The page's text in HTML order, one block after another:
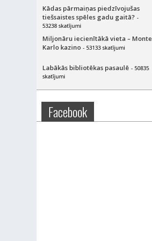
Kādas pārmaiņas piedzīvojušas
tiešsaistes spēles gadu gaitā? -
53238 skatījumi
Miljonāru iecienītākā vieta – Monte
Karlo kazino - 53133 skatījumi
Labākās bibliotēkas pasaulē - 50835
skatījumi
Facebook